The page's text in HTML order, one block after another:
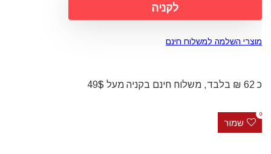
לקניה
מוצרי השלמה למשלוח חינם
כ 62 ₪ בלבד, משלוח חינם בקניה מעל 49$
שמור
0